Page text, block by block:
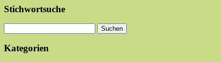
Stichwortsuche
Kategorien